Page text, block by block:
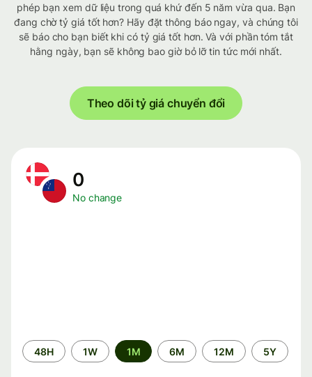
phép bạn xem dữ liệu trong quá khứ đến 5 năm vừa qua. Bạn
đang chờ tỷ giá tốt hơn? Hãy đặt thông báo ngay, và chúng tôi
sẽ báo cho bạn biết khi có tỷ giá tốt hơn. Và với phần tóm tắt
hằng ngày, bạn sẽ không bao giờ bỏ lỡ tin tức mới nhất.
Theo dõi tỷ giá chuyển đổi
0
No change
Time
period
48H 1W 1M 6M 12M 5Y